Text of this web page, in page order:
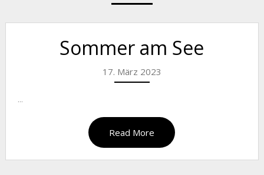
Sommer am See
17. März 2023
...
Read More